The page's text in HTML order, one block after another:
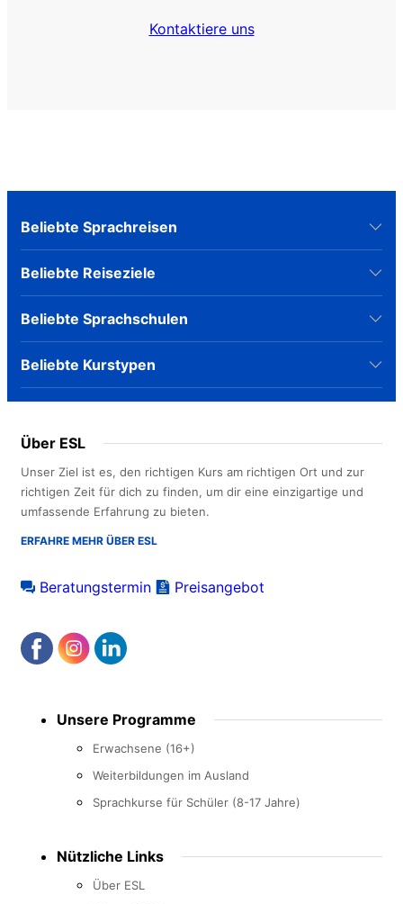
Kontaktiere uns
Beliebte Sprachreisen
Beliebte Reiseziele
Beliebte Sprachschulen
Beliebte Kurstypen
Über ESL
Unser Ziel ist es, den richtigen Kurs am richtigen Ort und zur
richtigen Zeit für dich zu finden, um dir eine einzigartige und
umfassende Erfahrung zu bieten.
ERFAHRE MEHR ÜBER ESL
Beratungstermin Preisangebot
menu Unsere Programme
Erwachsene (16+)
Weiterbildungen im Ausland
Sprachkurse für Schüler (8-17 Jahre)
Nützliche Links
Über ESL